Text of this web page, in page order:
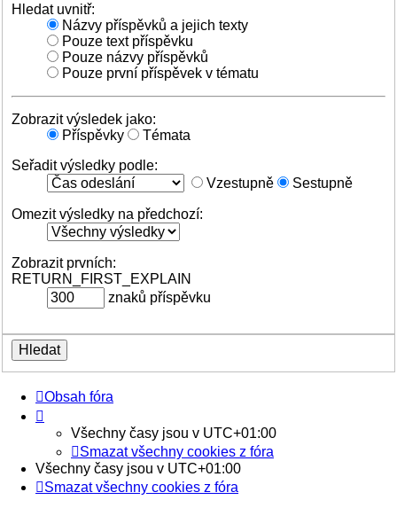
Hledat uvnitř:
Názvy příspěvků a jejich texty
Pouze text příspěvku
Pouze názvy příspěvků
Pouze první příspěvek v tématu
Zobrazit výsledek jako:
Příspěvky
Témata
Seřadit výsledky podle:
Vzestupně
Sestupně
Omezit výsledky na předchozí:
Zobrazit prvních:
RETURN_FIRST_EXPLAIN
znaků příspěvku
Obsah fóra
Všechny časy jsou v UTC+01:00
Smazat všechny cookies z fóra
Všechny časy jsou v UTC+01:00
Smazat všechny cookies z fóra